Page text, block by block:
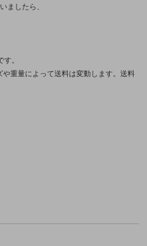
ましたら、
。
や重量によって送料は変動します。送料